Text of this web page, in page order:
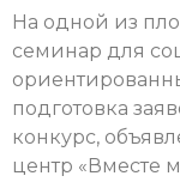
На одной из
семинар для
подготовка
конкурс,
центр «Вместе